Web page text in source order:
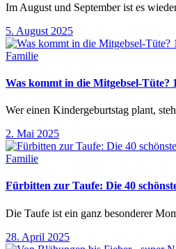
Im August und September ist es
5. August 2025
Familie
Was kommt in die Mitgebsel-Tüte?
Wer einen Kindergeburtstag plant,
2. Mai 2025
Familie
Fürbitten zur Taufe: Die 40
Die Taufe ist ein ganz besonderer
28. April 2025